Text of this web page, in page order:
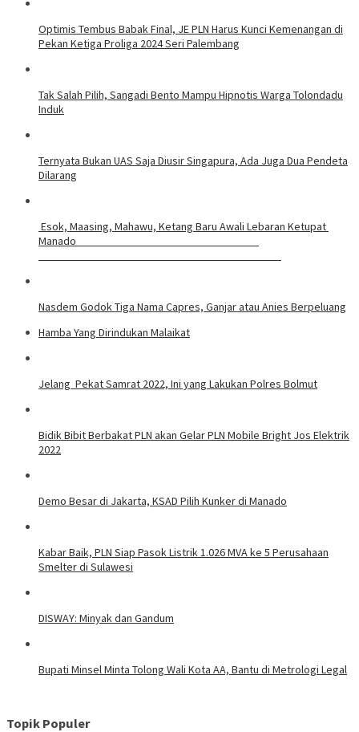
Optimis Tembus Babak Final, JE PLN Harus Kunci Kemenangan di
Pekan Ketiga Proliga 2024 Seri Palembang
Tak Salah Pilih, Sangadi Bento Mampu Hipnotis Warga Tolondadu
Induk
Ternyata Bukan UAS Saja Diusir Singapura, Ada Juga Dua Pendeta
Dilarang
Esok, Maasing, Mahawu, Ketang Baru Awali Lebaran Ketupat
Manado
Nasdem Godok Tiga Nama Capres, Ganjar atau Anies Berpeluang
Hamba Yang Dirindukan Malaikat
Jelang Pekat Samrat 2022, Ini yang Lakukan Polres Bolmut
Bidik Bibit Berbakat PLN akan Gelar PLN Mobile Bright Jos Elektrik
2022
Demo Besar di Jakarta, KSAD Pilih Kunker di Manado
Kabar Baik, PLN Siap Pasok Listrik 1.026 MVA ke 5 Perusahaan
Smelter di Sulawesi
DISWAY: Minyak dan Gandum
Bupati Minsel Minta Tolong Wali Kota AA, Bantu di Metrologi Legal
Topik Populer